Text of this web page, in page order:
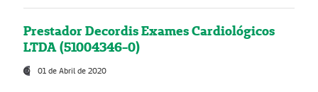
Prestador Decordis Exames Cardiológicos
LTDA (51004346-0)
01 de Abril de 2020